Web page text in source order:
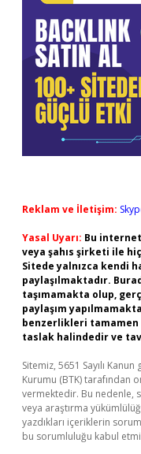
Reklam ve İletişim:
Yasal Uyarı: Bu
veya şahıs şirketi ile
Sitede yalnızca kendi
paylaşılmaktadır.
taşımamakta olup,
paylaşım
benzerlikleri
taslak halindedir ve
Sitemiz, 5651 Sayılı
Kurumu (BTK) tarafından
vermektedir. Bu nedenle,
veya araştırma
yazdıkları içeriklerin
bu sorumluluğu kabul